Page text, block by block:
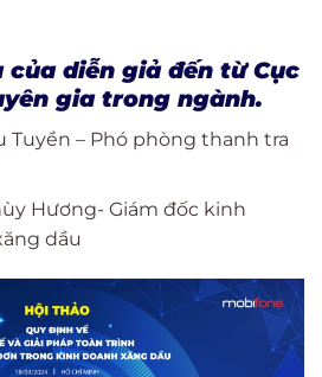
diễn giả đến từ Cục
gia trong ngành.
Tuyền – Phó phòng thanh tra
Hương- Giám đốc kinh
dầu